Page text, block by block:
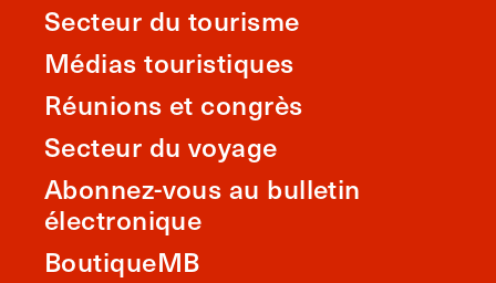
Secteur du tourisme
Médias touristiques
Réunions et congrès
Secteur du voyage
Abonnez-vous au bulletin
électronique
BoutiqueMB